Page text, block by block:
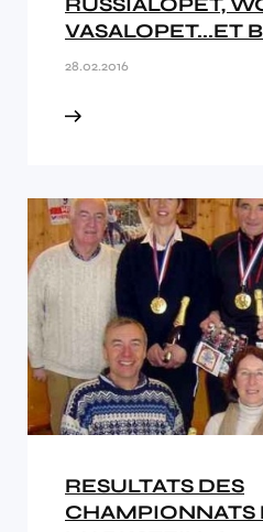
VASALOPET...ET
28.02.2016
RESULTATS DES
CHAMPIONNATS